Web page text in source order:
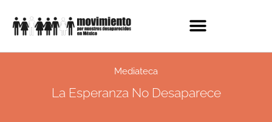
Mediateca
La Esperanza No Desaparece